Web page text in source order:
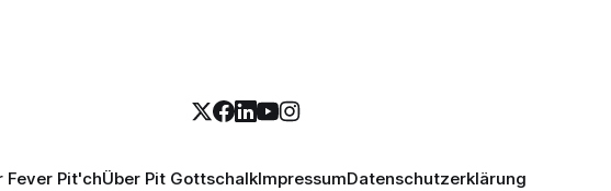
Fever Pit'chÜber Pit GottschalkImpressumDatenschutzerklärung